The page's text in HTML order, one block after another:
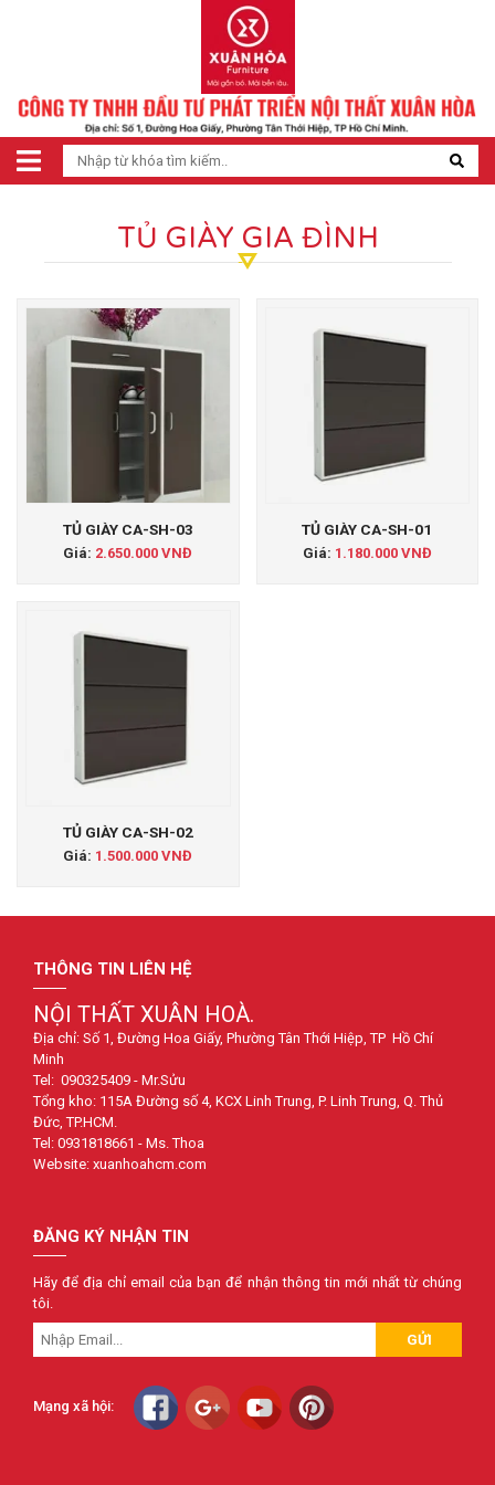
TỦ GIÀY GIA ĐÌNH
TỦ GIÀY CA-SH-03
Giá: 2.650.000 VNĐ
TỦ GIÀY CA-SH-01
Giá: 1.180.000 VNĐ
TỦ GIÀY CA-SH-02
Giá: 1.500.000 VNĐ
THÔNG TIN LIÊN HỆ
NỘI THẤT XUÂN HOÀ.
Địa chỉ: Số 1, Đường Hoa Giấy, Phường Tân Thới Hiệp, TP Hồ Chí
Minh
Tel: 090325409 - Mr.Sửu
Tổng kho: 115A Đường số 4, KCX Linh Trung, P. Linh Trung, Q. Thủ
Đức, TP.HCM.
Tel: 0931818661 - Ms. Thoa
Website: xuanhoahcm.com
ĐĂNG KÝ NHẬN TIN
Hãy để địa chỉ email của bạn để nhận thông tin mới nhất từ chúng
tôi.
GỬI
Mạng xã hội: